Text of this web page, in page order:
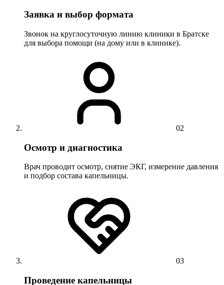
Заявка и выбор формата
Звонок на круглосуточную линию клиники в Братске
для выбора помощи (на дому или в клинике).
02
Осмотр и диагностика
Врач проводит осмотр, снятие ЭКГ, измерение давления
и подбор состава капельницы.
03
Проведение капельницы